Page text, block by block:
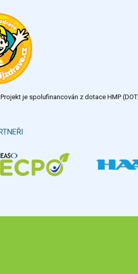
je spolufinancován z dotace HMP